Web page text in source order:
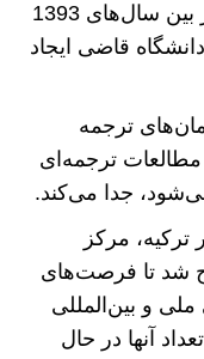
مطالعات فرهنگی که برای اولین بار بین سال‌های 1393
دانشگاه قاضی ایجاد
ترجمه
ترجمه‌ای
جدا می‌کند.
ترکیه، مرکز
در سال 2015 افتتاح شد تا فرصت‌های
ملی و بین‌المللی
آنها در حال